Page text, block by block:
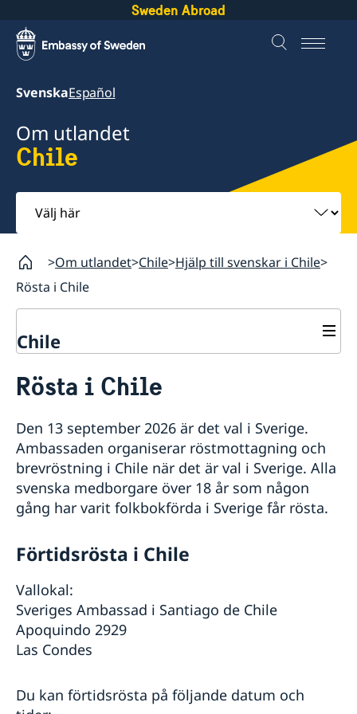
Sweden Abroad
SvenskaEspañol
Om utlandet
Chile
Välj
här
Om utlandet Chile Hjälp till svenskar i Chile
Rösta i Chile
Chile
Hjälp till svenskar i Chile
Pass och nationellt id-kort
Checklista för vuxna
Checklista för minderåriga
Samordningsnummer
Nationellt id-kort
Provisoriskt pass
Förlust av pass
Medborgarskap
Registrering och anmälan om namn
Anmälan om svenskt medborgarskap för barn
Förlora eller behålla svenskt medborgarskap
Pension och levnadsintyg
Ansökan om pension
Intyg om svensk pension
Gifta sig
Apostille, legaliseringar och intyg
Översättningar
Registrera adress i utlandet
Dödsfall
Arv i internationella situationer
Juridisk hjälp
Ursprungssökning för adopterade
Inför resan
Näringslivsfrämjande
Rösta i Chile
Den 13 september 2026 är det val i Sverige.
Ambassaden organiserar röstmottagning och
brevröstning i Chile när det är val i Sverige. Alla
svenska medborgare över 18 år som någon
gång har varit folkbokförda i Sverige får rösta.
Förtidsrösta i Chile
Vallokal:
Sveriges Ambassad i Santiago de Chile
Apoquindo 2929
Las Condes
Du kan förtidsrösta på följande datum och